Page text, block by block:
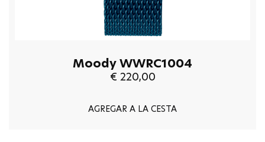
Moody WWRC1004
€ 220,00
AGREGAR A LA CESTA